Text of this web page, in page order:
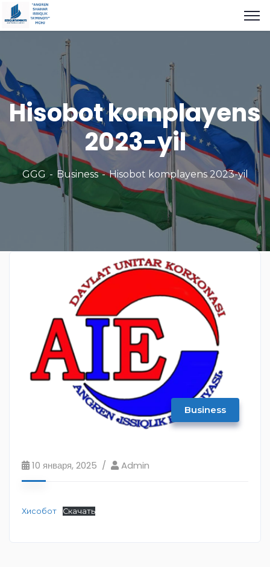
Hisobot komplayens
2023-yil
GGG Business Hisobot komplayens 2023-yil
Business
10 января, 2025 Admin
Хисобот Скачать